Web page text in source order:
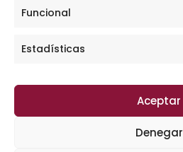
Funcional
Estadísticas
Aceptar
Denegar
Juan de Dios
Casals
ABOGADO